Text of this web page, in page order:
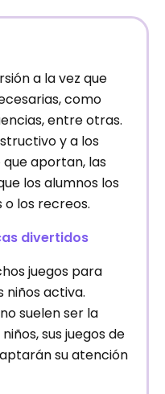
a la vez que
como
entre otras.
y a los
aportan, las
los alumnos los
los recreos.
divertidos
juegos para
niños activa.
suelen ser la
sus juegos de
su atención